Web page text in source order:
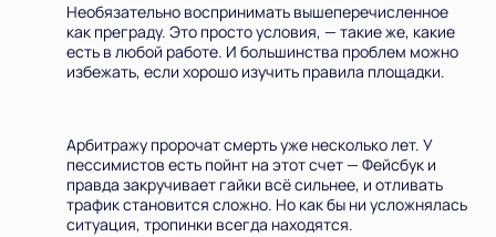
Необязательно воспринимать вышеперечисленное
как преграду. Это просто условия, — такие же, какие
есть в любой работе. И большинства проблем можно
избежать, если хорошо изучить правила площадки.
Арбитражу пророчат смерть уже несколько лет. У
пессимистов есть пойнт на этот счет — Фейсбук и
правда закручивает гайки всё сильнее, и отливать
трафик становится сложно. Но как бы ни усложнялась
ситуация, тропинки всегда находятся.